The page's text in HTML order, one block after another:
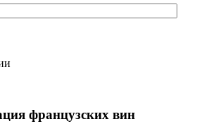
французских вин